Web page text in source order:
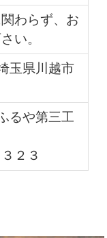
わらず、お
い。
玉県川越市
るや第三工
２３